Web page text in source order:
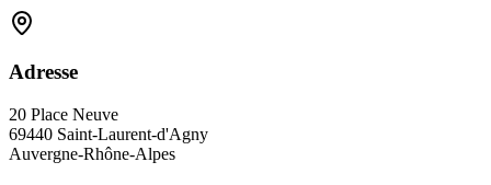
Adresse
20 Place Neuve
69440 Saint-Laurent-d'Agny
Auvergne-Rhône-Alpes